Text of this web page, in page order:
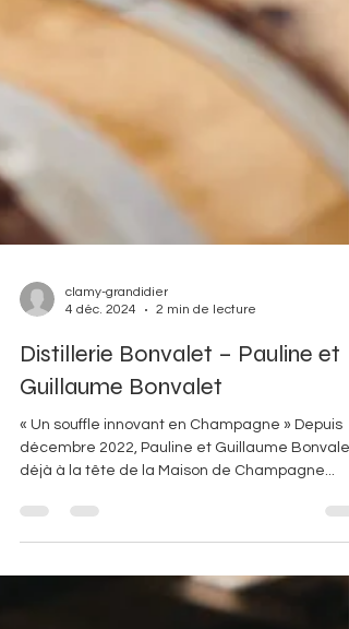
4 déc. 2024
2 min de lecture
Distillerie Bonvalet – Pauline et
Guillaume Bonvalet
« Un souffle innovant en Champagne » Depuis
déjà à la tête de la Maison de Champagne...